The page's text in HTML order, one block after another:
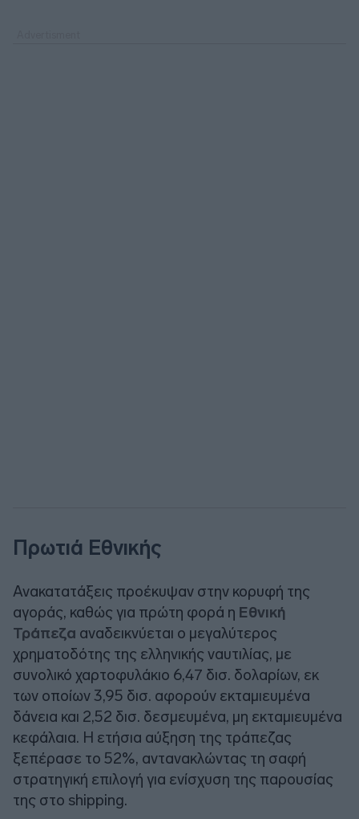
Πρωτιά Εθνικής
Ανακατατάξεις προέκυψαν στην κορυφή της
αγοράς, καθώς για πρώτη φορά η Εθνική
Τράπεζα αναδεικνύεται ο μεγαλύτερος
χρηματοδότης της ελληνικής ναυτιλίας, με
συνολικό χαρτοφυλάκιο 6,47 δισ. δολαρίων, εκ
των οποίων 3,95 δισ. αφορούν εκταμιευμένα
δάνεια και 2,52 δισ. δεσμευμένα, μη εκταμιευμένα
κεφάλαια. Η ετήσια αύξηση της τράπεζας
ξεπέρασε το 52%, αντανακλώντας τη σαφή
στρατηγική επιλογή για ενίσχυση της παρουσίας
της στο shipping.